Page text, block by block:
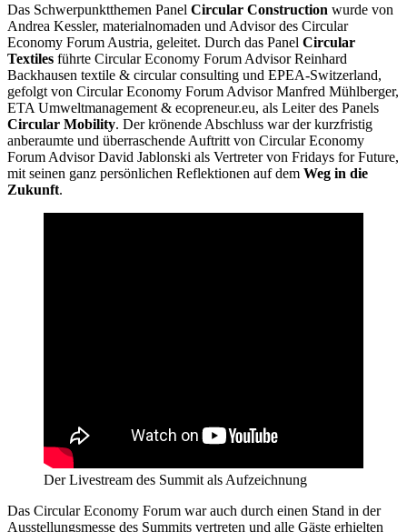
Das Schwerpunktthemen Panel Circular Construction wurde von
Andrea Kessler, materialnomaden und Advisor des Circular
Economy Forum Austria, geleitet. Durch das Panel Circular
Textiles führte Circular Economy Forum Advisor Reinhard
Backhausen textile & circular consulting und EPEA-Switzerland,
gefolgt von Circular Economy Forum Advisor Manfred Mühlberger,
ETA Umweltmanagement & ecopreneur.eu, als Leiter des Panels
Circular Mobility. Der krönende Abschluss war der kurzfristig
anberaumte und überraschende Auftritt von Circular Economy
Forum Advisor David Jablonski als Vertreter von Fridays for Future,
mit seinen ganz persönlichen Reflektionen auf dem Weg in die
Zukunft.
Der Livestream des Summit als Aufzeichnung
Das Circular Economy Forum war auch durch einen Stand in der
Ausstellungsmesse des Summits vertreten und alle Gäste erhielten